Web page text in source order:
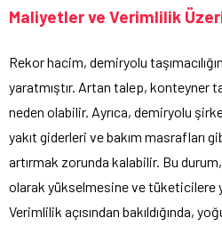
Maliyetler ve Verimlilik
Rekor hacim, demiryolu
yaratmıştır. Artan talep, konteyner
neden olabilir. Ayrıca, demiryolu
yakıt giderleri ve bakım masrafları
artırmak zorunda kalabilir. Bu
olarak yükselmesine ve tüketicilere
Verimlilik açısından bakıldığında,